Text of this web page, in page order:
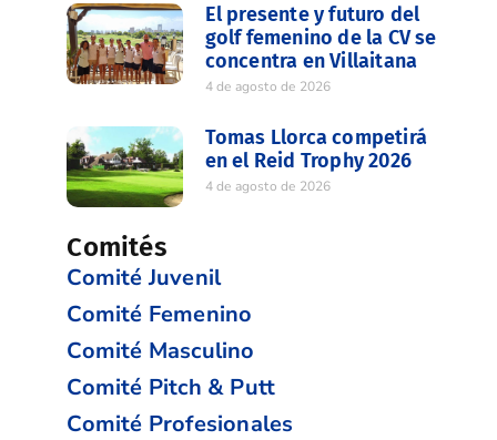
El presente y futuro del
golf femenino de la CV se
concentra en Villaitana
4 de agosto de 2026
Tomas Llorca competirá
en el Reid Trophy 2026
4 de agosto de 2026
Comités
Comité Juvenil
Comité Femenino
Comité Masculino
Comité Pitch & Putt
Comité Profesionales